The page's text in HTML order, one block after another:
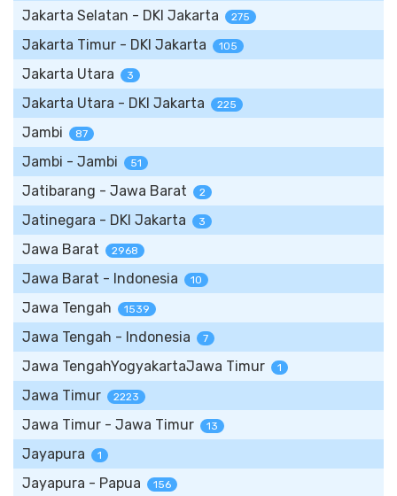
Jakarta Selatan - DKI Jakarta 275
Jakarta Timur - DKI Jakarta 105
Jakarta Utara 3
Jakarta Utara - DKI Jakarta 225
Jambi 87
Jambi - Jambi 51
Jatibarang - Jawa Barat 2
Jatinegara - DKI Jakarta 3
Jawa Barat 2968
Jawa Barat - Indonesia 10
Jawa Tengah 1539
Jawa Tengah - Indonesia 7
Jawa TengahYogyakartaJawa Timur 1
Jawa Timur 2223
Jawa Timur - Jawa Timur 13
Jayapura 1
Jayapura - Papua 156